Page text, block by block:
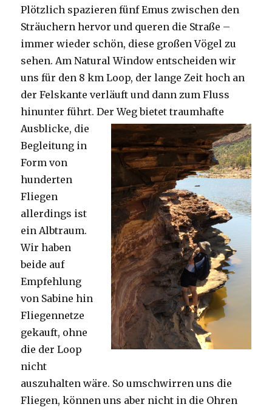
Plötzlich spazieren fünf Emus zwischen den
Sträuchern hervor und queren die Straße –
immer wieder schön, diese großen Vögel zu
sehen. Am Natural Window entscheiden wir
uns für den 8 km Loop, der lange Zeit hoch an
der Felskante verläuft und dann zum Fluss
hinunter führt. Der Weg bietet traumhafte
Ausblicke, die
Begleitung in
Form von
hunderten
Fliegen
allerdings ist
ein Albtraum.
Wir haben
beide auf
Empfehlung
von Sabine hin
Fliegennetze
gekauft, ohne
die der Loop
nicht
auszuhalten wäre. So umschwirren uns die
Fliegen, können uns aber nicht in die Ohren